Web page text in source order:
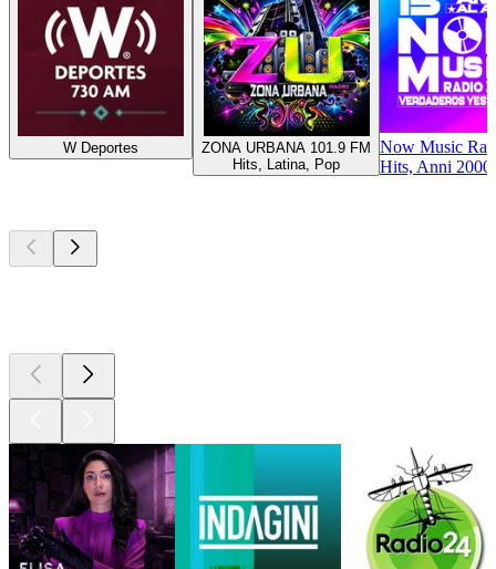
W Deportes
ZONA URBANA 101.9 FM
Hits, Latina, Pop
Now Music
Hits, Anni